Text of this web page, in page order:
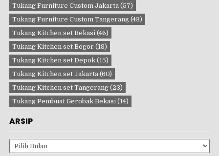
Tukang Furniture Custom Jakarta (57)
Tukang Furniture Custom Tangerang (43)
Tukang Kitchen set Bekasi (46)
Tukang Kitchen set Bogor (18)
Tukang Kitchen set Depok (15)
Tukang Kitchen set Jakarta (60)
Tukang Kitchen set Tangerang (23)
Tukang Pembuat Gerobak Bekasi (14)
ARSIP
Arsip